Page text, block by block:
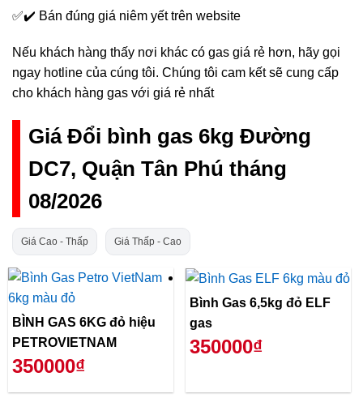
✅✔️ Bán đúng giá niêm yết trên website
Nếu khách hàng thấy nơi khác có gas giá rẻ hơn, hãy gọi
ngay hotline của cúng tôi. Chúng tôi cam kết sẽ cung cấp
cho khách hàng gas với giá rẻ nhất
Giá Đổi bình gas 6kg Đường
DC7, Quận Tân Phú tháng
08/2026
Giá Cao - Thấp Giá Thấp - Cao
BÌNH GAS 6KG đỏ hiệu
PETROVIETNAM
350000₫
Bình Gas 6,5kg đỏ ELF
gas
350000₫